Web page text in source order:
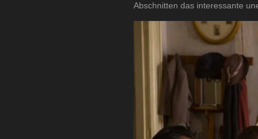
Abschnitten das interessante